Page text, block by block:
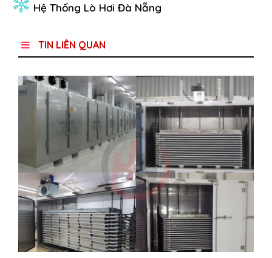
Hệ Thống Lò Hơi Đà Nẵng
TIN LIÊN QUAN